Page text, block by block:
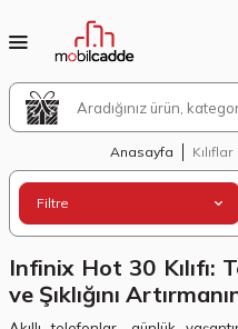
Anasayfa Kılıflar
Filtre
Infinix Hot 30 Kılıfı:
ve Şıklığını